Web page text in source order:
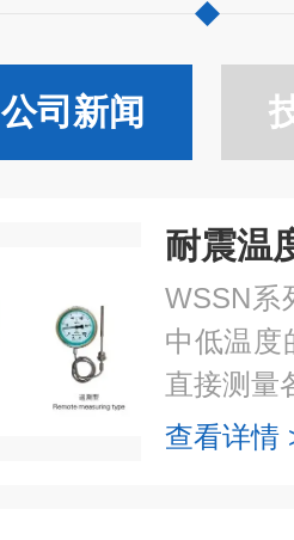
公司新闻
WSSN系
中低温度
直接测量
查看详情